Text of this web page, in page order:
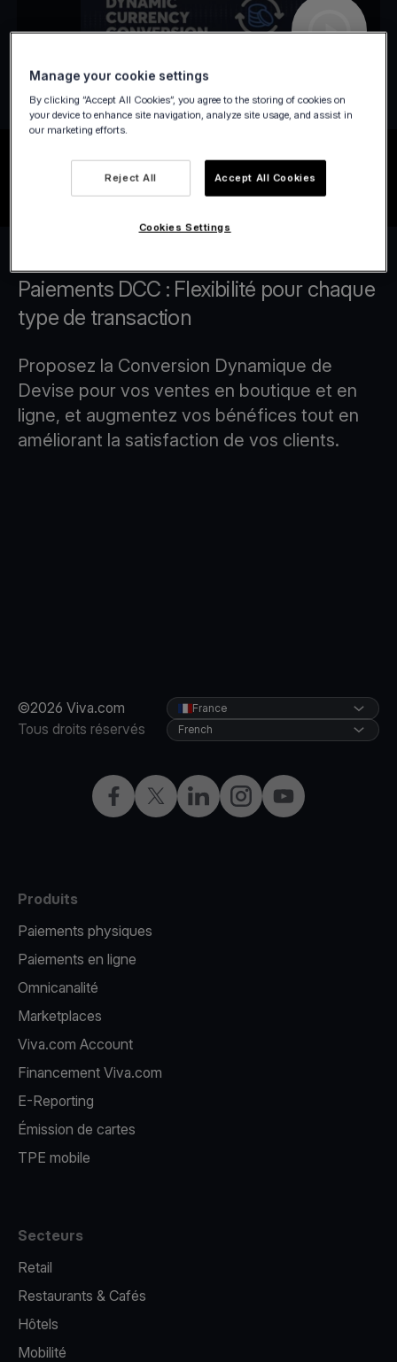
Paiements DCC : Flexibilité pour chaque
type de transaction
Proposez la Conversion Dynamique de
Devise pour vos ventes en boutique et en
ligne, et augmentez vos bénéfices tout en
améliorant la satisfaction de vos clients.
©2026 Viva.com
Tous droits réservés
Facebook
X LinkedInInstagramYouTube
France
French
Produits
Paiements physiques
Paiements en ligne
Omnicanalité
Marketplaces
Viva.com Account
Financement Viva.com
E-Reporting
Émission de cartes
TPE mobile
Secteurs
Retail
Restaurants & Cafés
Hôtels
Mobilité
Manage your cookie settings
By clicking “Accept All Cookies”, you agree to the storing of cookies on
your device to enhance site navigation, analyze site usage, and assist in
our marketing efforts.
Reject All Accept All Cookies
Cookies Settings